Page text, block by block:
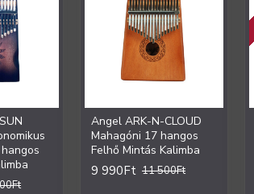
Angel ARK-N-CLOUD
Mahagóni 17 hangos
Felhő Mintás Kalimba
9 990Ft 11 500Ft